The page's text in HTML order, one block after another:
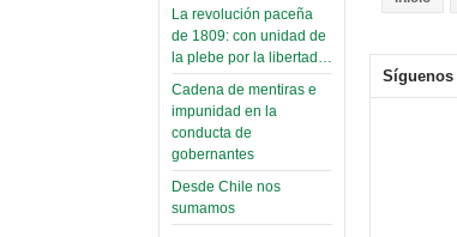
La revolución paceña
de 1809: con unidad de
la plebe por la libertad…
Cadena de mentiras e
impunidad en la
conducta de
gobernantes
Desde Chile nos
sumamos
Síguenos